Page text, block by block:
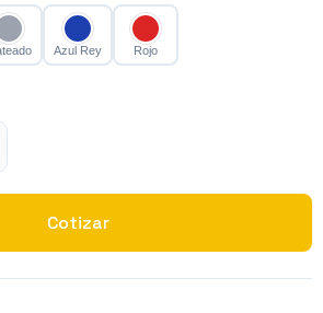
Azul Rey Rojo
Cotizar